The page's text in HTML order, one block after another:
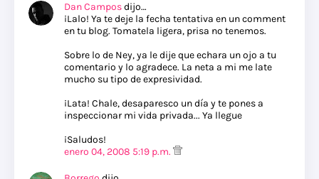
Dan Camposdijo…
¡Lalo! Ya te deje la fecha tentativa en un comment
en tu blog. Tomatela ligera, prisa no tenemos.
Sobre lo de Ney, ya le dije que echara un ojo a tu
comentario y lo agradece. La neta a mi me late
mucho su tipo de expresividad.
¡Lata! Chale, desaparesco un día y te pones a
inspeccionar mi vida privada... Ya llegue
¡Saludos!
enero 04, 2008 5:19 p.m.